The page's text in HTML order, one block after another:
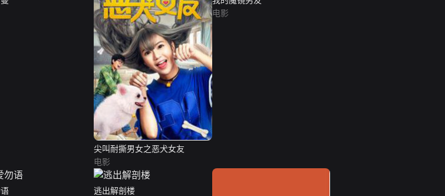
尖叫耐撕男女之恶犬女友
电影
电影
逃出解剖楼